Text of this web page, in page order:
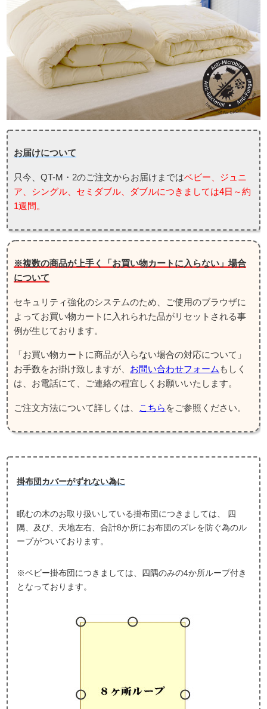
お届けについて
只今、QT-M・2のご注文からお届けまではベビー、ジュニ
ア、シングル、セミダブル、ダブルにつきましては4日～約
1週間。
※複数の商品が上手く「お買い物カートに入らない」場合
について
セキュリティ強化のシステムのため、ご使用のブラウザに
よってお買い物カートに入れられた品がリセットされる事
例が生じております。
「お買い物カートに商品が入らない場合の対応について」
お手数をお掛け致しますが、 お問い合わせフォーム もしく
は、お電話にて、ご連絡の程宜しくお願いいたします。
ご注文方法について詳しくは、 こちら をご参照ください。
掛布団カバーがずれない為に
眠むの木のお取り扱いしている掛布団につきましては、 四
隅、及び、天地左右、合計8か所にお布団のズレを防ぐ為のル
ープがついております。
※ベビー掛布団につきましては、四隅のみの4か所ループ付き
となっております。